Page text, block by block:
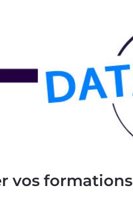
vos formations